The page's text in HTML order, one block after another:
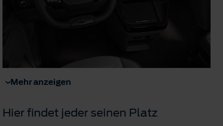
Mehr anzeigen
Hier findet jeder seinen Platz